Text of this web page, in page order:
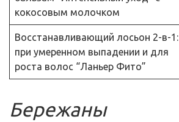
кокосовым молочком
Восстанавливающий лосьон 2-в-1:
при умеренном выпадении и для
роста волос “Ланьер Фито”
Бережаны